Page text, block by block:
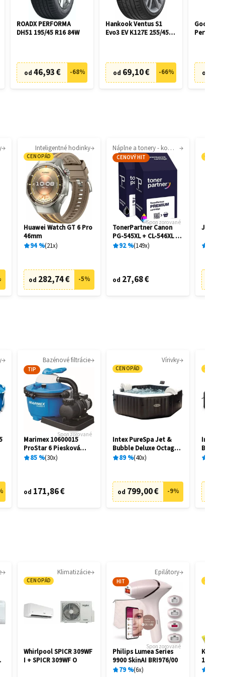
ROADX PERFORMA
DH51 195/45 R16 84W
od 46,93 € -68%
Hankook Ventus S1
Evo3 EV K127E 255/45
od 69,10 € -66% od
Inteligentné hodinky
CENOPÁD
Huawei Watch GT 6 Pro
46mm
94% 21x
od 282,74 € -5%
Náplne a tonery - kompatibilné
CENOVÝ HIT
Sponzorované
TonerPartner Canon
PG-545XL + CL-546XL -
kompatibilný
92% 149x
od 27,68 €
JBL
Bazénové filtrácie
TIP
Sponzorované
Marimex 10600015
ProStar 6 Piesková
filtrácia
85 % 30x
od 171,86 €
Vírivky
CENOPÁD
Intex PureSpa Jet &
Bubble Deluxe Octagon
28462
89 % 40x
od 799,00 € -9%
Intex
Bubble
28458
Klimatizácie
CENOPÁD
Whirlpool SPICR 309WF
I + SPICR 309WF O
Epilátory
HIT
Sponzorované
Philips Lumea Series
9900 SkinAI BRI976/00
79 % 6x
1.081-